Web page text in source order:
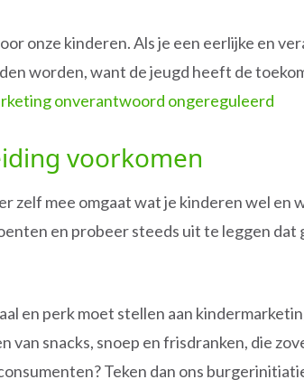
onze kinderen. Als je een eerlijke en
worden, want de jeugd heeft de
onverantwoord ongereguleerd
voorkomen
zelf mee omgaat wat je kinderen wel en
en probeer steeds uit te leggen dat
en perk moet stellen aan
snacks, snoep en frisdranken, die
Teken dan ons